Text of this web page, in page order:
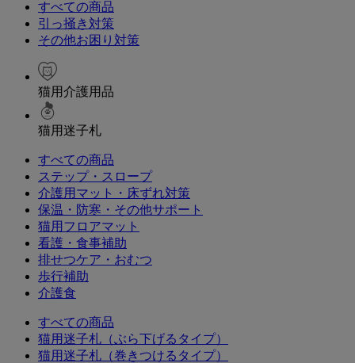
すべての商品
引っ掻き対策
その他お困り対策
猫用介護用品
猫用迷子札
すべての商品
ステップ・スロープ
介護用マット・床ずれ対策
保温・防寒・その他サポート
猫用フロアマット
看護・食事補助
排せつケア・おむつ
歩行補助
介護食
すべての商品
猫用迷子札（ぶら下げるタイプ）
猫用迷子札（巻きつけるタイプ）